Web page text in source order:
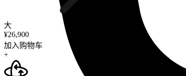
大
¥26,900
加入购物车
+